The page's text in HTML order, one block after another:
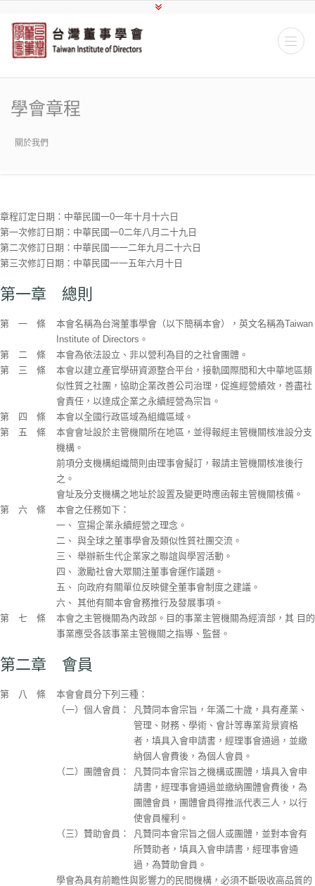
學會章程
關於我們
章程訂定日期：中華民國一0一年十月十六日
第一次修訂日期：中華民國一0二年八月二十九日
第二次修訂日期：中華民國一一二年九月二十六日
第三次修訂日期：中華民國一一五年六月十日
第一章 總則
第 一 條
本會名稱為台灣董事學會（以下簡稱本會），英文名稱為Taiwan
Institute of Directors。
第 二 條
本會為依法設立、非以營利為目的之社會團體。
第 三 條
本會以建立產官學研資源整合平台，接軌國際間和大中華地區類
似性質之社團，協助企業改善公司治理，促進經營績效，善盡社
會責任，以達成企業之永續經營為宗旨。
第 四 條
本會以全國行政區域為組織區域。
第 五 條
本會會址設於主管機關所在地區，並得報經主管機關核准設分支
機構。
前項分支機構組織簡則由理事會擬訂，報請主管機關核准後行
之。
會址及分支機構之地址於設置及變更時應函報主管機關核備。
第 六 條
本會之任務如下：
一、 宣揚企業永續經營之理念。
二、 與全球之董事學會及類似性質社團交流。
三、 舉辦新生代企業家之聯誼與學習活動。
四、 激勵社會大眾關注董事會運作議題。
五、 向政府有關單位反映健全董事會制度之建議。
六、 其他有關本會會務推行及發展事項。
第 七 條
本會之主管機關為內政部。目的事業主管機關為經濟部，其 目的
事業應受各該事業主管機關之指導、監督。
第二章 會員
第 八 條
本會會員分下列三種：
（一）個人會員：
凡贊同本會宗旨，年滿二十歲，具有產業、
管理、財務、學術、會計等專業背景資格
者，填具入會申請書，經理事會通過，並繳
納個人會費後，為個人會員。
（二）團體會員：
凡贊同本會宗旨之機構或團體，填具入會申
請書，經理事會通過並繳納團體會費後，為
團體會員，團體會員得推派代表三人，以行
使會員權利。
（三）贊助會員：
凡贊同本會宗旨之個人或團體，並對本會有
所贊助者，填具入會申請書，經理事會通
過，為贊助會員。
學會為具有前瞻性與影響力的民間機構，必須不斷吸收高品質的